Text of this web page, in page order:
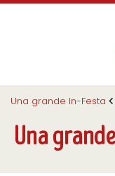
Una grande In-Festa
Una